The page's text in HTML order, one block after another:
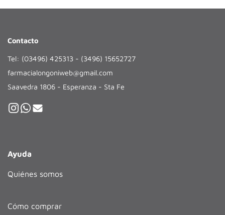
Contacto
Tel: (03496) 425313 - (3496) 15652727
farmacialongoniweb@gmail.com
Saavedra 1806 - Esperanza - Sta Fe
Ayuda
Quiénes somos
Cómo comprar